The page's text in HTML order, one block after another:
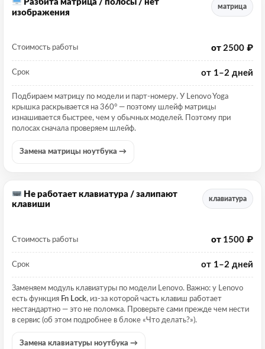
Разбита матрица / полосы / нет
изображения
матрица
Стоимость работы от 2500 ₽
Срок от 1–2 дней
Подбираем матрицу по модели и парт-номеру. У Lenovo Yoga
крышка раскрывается на 360° — поэтому шлейф матрицы
изнашивается быстрее, чем у обычных моделей. Поэтому при
полосах сначала проверяем шлейф.
Замена матрицы ноутбука →
Не работает клавиатура / залипают
клавиши
клавиатура
Стоимость работы от 1500 ₽
Срок от 1–2 дней
Заменяем модуль клавиатуры по модели Lenovo. Важно: у Lenovo
есть функция Fn Lock, из-за которой часть клавиш работает
нестандартно — это не поломка. Проверьте сами прежде чем нести
в сервис (об этом подробнее в блоке «Что делать?»).
Замена клавиатуры ноутбука →